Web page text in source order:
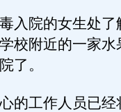
院的女生处了
校附近的一家水
了。
工作人员已经